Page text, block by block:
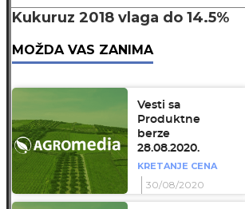
Kukuruz 2018 vlaga do 14.5%
MOŽDA VAS ZANIMA
Vesti sa
Produktne
berze
28.08.2020.
KRETANJE CENA
30/08/2020